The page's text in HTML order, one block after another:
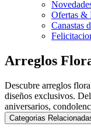
Ofertas &
Canastas
Arreglos
Descubre arreglos
diseños exclusivos.
aniversarios,
Categorias